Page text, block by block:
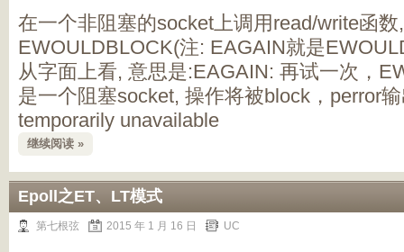
在一个非阻塞的socket上调用read/write函
EWOULDBLOCK(注: EAGAIN就是
从字面上看, 意思是:EAGAIN: 再试一次，
是一个阻塞socket, 操作将被block，perror
temporarily unavailable
继续阅读 »
Epoll之ET、LT模式
第七根弦 2015 年 1 月 16 日 UC